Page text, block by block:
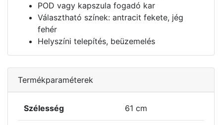
POD vagy kapszula fogadó kar
Választható színek: antracit fekete, jég
fehér
Helyszíni telepítés, beüzemelés
Termékparaméterek
Szélesség 61 cm